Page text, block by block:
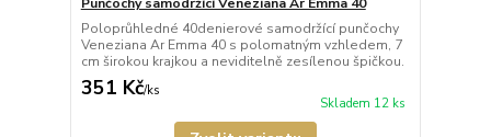
Poloprůhledné 40denierové samodržící punčochy
Veneziana Ar Emma 40 s polomatným vzhledem, 7
cm širokou krajkou a neviditelně zesílenou špičkou.
351 Kč/ks
Skladem 12 ks